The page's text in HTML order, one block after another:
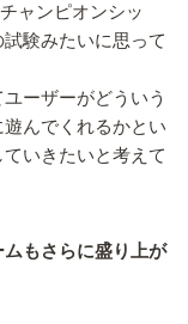
ャンピオンシッ
験みたいに思って
ーザーがどういう
んでくれるかとい
いきたいと考えて
もさらに盛り上が